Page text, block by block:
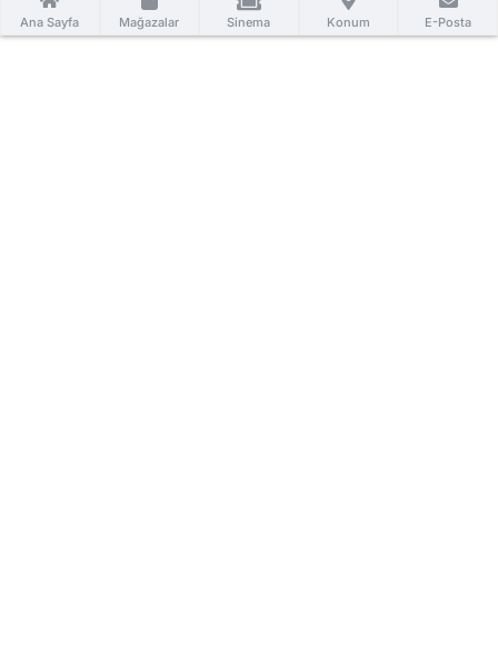
Ana Sayfa Mağazalar Sinema Konum E-Posta